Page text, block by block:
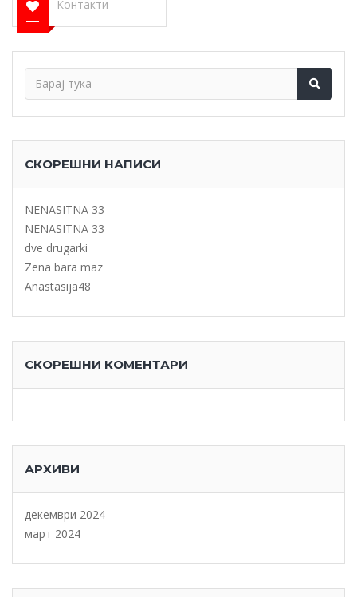
Контакти
СКОРЕШНИ НАПИСИ
NENASITNA 33
NENASITNA 33
dve drugarki
Zena bara maz
Anastasija48
СКОРЕШНИ КОМЕНТАРИ
АРХИВИ
декември 2024
март 2024